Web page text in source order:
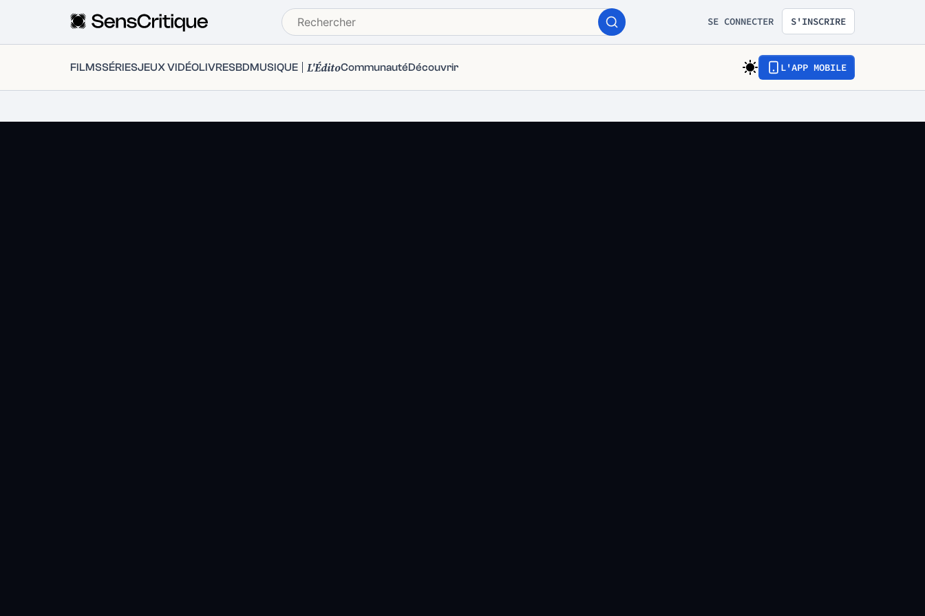
SE CONNECTER S'INSCRIRE
FILMSSÉRIESJEUX VIDÉOLIVRESBDMUSIQUE L'ÉditoCommunautéDécouvrir L'APP MOBILE